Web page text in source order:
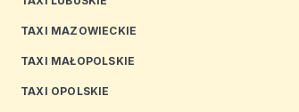
TAXI MAZOWIECKIE
TAXI MAŁOPOLSKIE
TAXI OPOLSKIE